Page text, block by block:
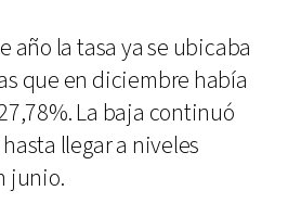
año la tasa ya se ubicaba
que en diciembre había
La baja continuó
llegar a niveles
junio.